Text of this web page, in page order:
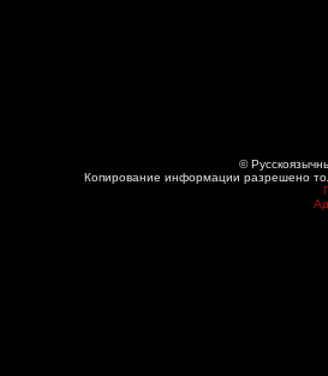
©
Копирование информации разрешено